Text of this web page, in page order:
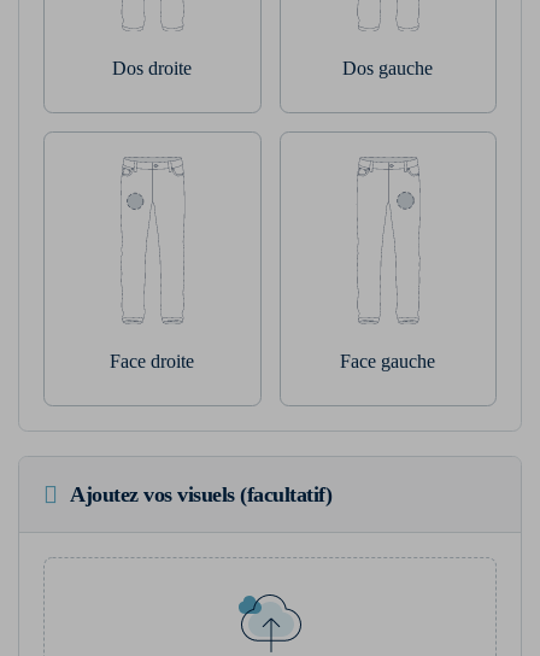
Dos droite Dos gauche
Face droite Face gauche
Ajoutez vos visuels (facultatif)